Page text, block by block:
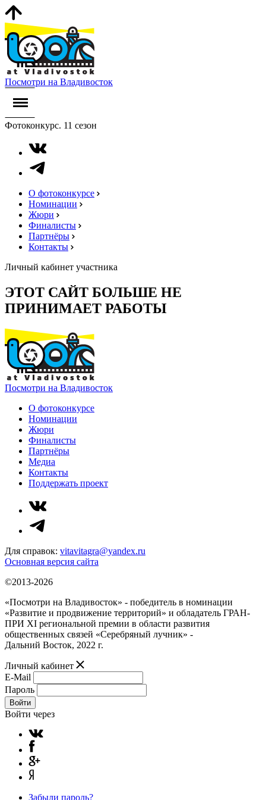
Посмотри на Владивосток
Фотоконкурс. 11 сезон
О фотоконкурсе
Номинации
Жюри
Финалисты
Партнёры
Контакты
Личный кабинет участника
ЭТОТ САЙТ БОЛЬШЕ НЕ
ПРИНИМАЕТ РАБОТЫ
Посмотри на Владивосток
О фотоконкурсе
Номинации
Жюри
Финалисты
Партнёры
Медиа
Контакты
Поддержать проект
Для справок: vitavitagra@yandex.ru
Основная версия сайта
©2013-2026
«Посмотри на Владивосток» - победитель в номинации
«Развитие и продвижение территорий» и обладатель ГРАН-
ПРИ XI региональной премии в области развития
общественных связей «Серебряный лучник» -
Дальний Восток, 2022 г.
Личный кабинет
E-Mail
Пароль
Войти
Войти через
Забыли пароль?